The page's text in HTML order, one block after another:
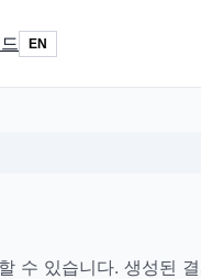
EN
수 있습니다. 생성된